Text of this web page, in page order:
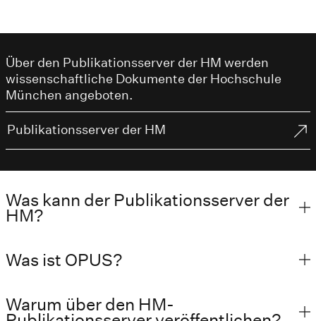
Über den Publikationsserver der HM werden
wissenschaftliche Dokumente der Hochschule
München angeboten.
Publikationsserver der HM
Was kann der Publikationsserver der
HM?
Was ist OPUS?
Warum über den HM-